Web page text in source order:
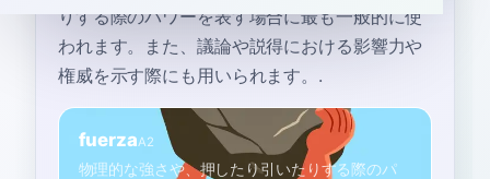
りする際のパワーを表す場合に最も一般的に使
われます。また、議論や説得における影響力や
権威を示す際にも用いられます。 .
fuerzaA2
物理的な強さや、押したり引いたりする際のパ